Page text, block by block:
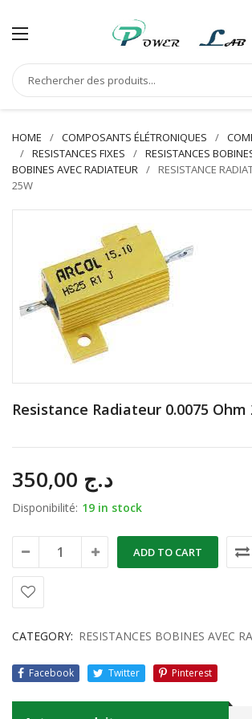
HOME COMPOSANTS ÉLÉTRONIQUES
RESISTANCES FIXES
RESISTANCES
BOBINES AVEC RADIATEUR
RESISTANCE
25W
Resistance Radiateur 0.0075 Ohm
د.ج
Disponibilité: 19 in stock
ADD TO CART
CATEGORY: RESISTANCES BOBINES AVEC
Facebook Twitter Pinterest